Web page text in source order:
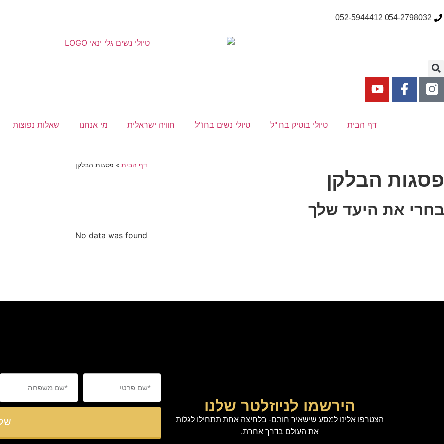
054-2798032 052-5944412
דף הבית טיולי בוטיק בחו"ל טיולי נשים בחו"ל חוויה ישראלית מי אנחנו שאלות נפוצות
דף הבית » פסגות הבלקן
פסגות הבלקן
בחרי את היעד שלך
No data was found
הירשמו לניוזלטר שלנו
הצטרפו אלינו למסע שישאיר חותם- בלחיצה אחת תתחילו לגלות
את העולם בדרך אחרת.